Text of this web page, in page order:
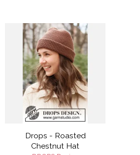
Drops - Roasted
Chestnut Hat